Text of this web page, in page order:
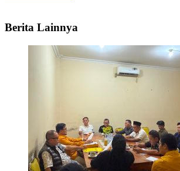
Berita Lainnya